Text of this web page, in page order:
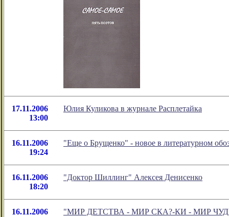
17.11.2006
13:00
Юлия Куликова в журнале Расплетайка
16.11.2006
19:24
"Еще о Брущенко" - новое в литературном
16.11.2006
18:20
"Доктор Шиллинг" Алексея Денисенко
16.11.2006
"МИР ДЕТСТВА - МИР СКА?-КИ - МИР ЧУДЕС"